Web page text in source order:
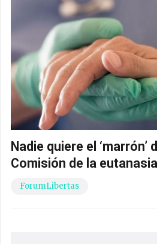
Nadie quiere el ‘marrón’
Comisión de la
ForumLibertas